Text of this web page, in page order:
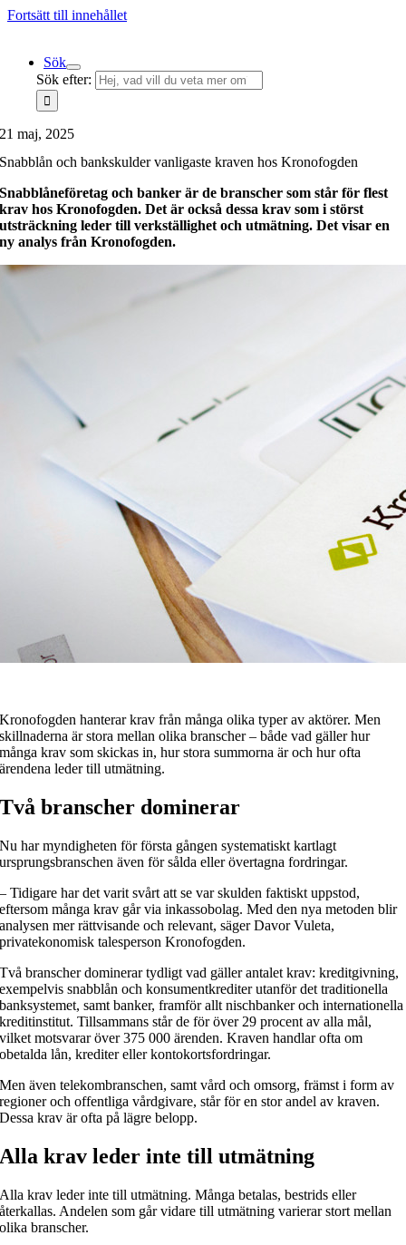
Fortsätt till innehållet
Sök
Sök efter:
21 maj, 2025
Snabblån och bankskulder vanligaste kraven hos Kronofogden
Snabblåneföretag och banker är de branscher som står för flest
krav hos Kronofogden. Det är också dessa krav som i störst
utsträckning leder till verkställighet och utmätning. Det visar en
ny analys från Kronofogden.
Kronofogden hanterar krav från många olika typer av aktörer. Men
skillnaderna är stora mellan olika branscher – både vad gäller hur
många krav som skickas in, hur stora summorna är och hur ofta
ärendena leder till utmätning.
Två branscher dominerar
Nu har myndigheten för första gången systematiskt kartlagt
ursprungsbranschen även för sålda eller övertagna fordringar.
– Tidigare har det varit svårt att se var skulden faktiskt uppstod,
eftersom många krav går via inkassobolag. Med den nya metoden blir
analysen mer rättvisande och relevant, säger Davor Vuleta,
privatekonomisk talesperson Kronofogden.
Två branscher dominerar tydligt vad gäller antalet krav: kreditgivning,
exempelvis snabblån och konsumentkrediter utanför det traditionella
banksystemet, samt banker, framför allt nischbanker och internationella
kreditinstitut. Tillsammans står de för över 29 procent av alla mål,
vilket motsvarar över 375 000 ärenden. Kraven handlar ofta om
obetalda lån, krediter eller kontokortsfordringar.
Men även telekombranschen, samt vård och omsorg, främst i form av
regioner och offentliga vårdgivare, står för en stor andel av kraven.
Dessa krav är ofta på lägre belopp.
Alla krav leder inte till utmätning
Alla krav leder inte till utmätning. Många betalas, bestrids eller
återkallas. Andelen som går vidare till utmätning varierar stort mellan
olika branscher.